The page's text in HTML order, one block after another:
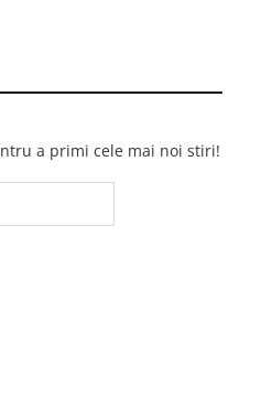
a primi cele mai noi stiri!